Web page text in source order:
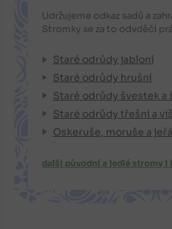
Udržujeme odkaz sadů a
Stromky se za to odvděčí
Staré odrůdy jabloní
Staré odrůdy hrušní
Staré odrůdy švestek a
Staré odrůdy třešní a
Oskeruše, moruše a
další původní a jedlé stromy i